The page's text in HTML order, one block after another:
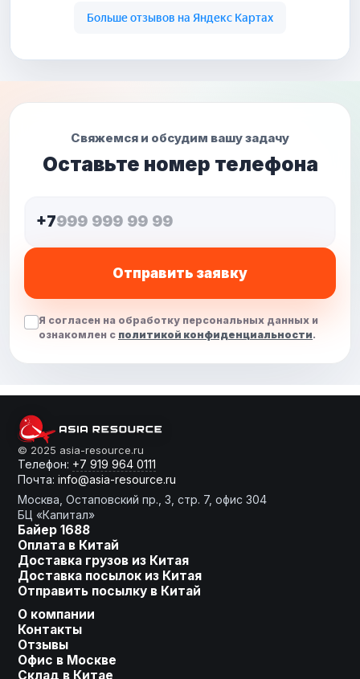
Свяжемся и обсудим вашу задачу
Оставьте номер телефона
+7
Отправить заявку
Я согласен на обработку персональных данных и
ознакомлен с политикой конфиденциальности.
Готовы получить расчет?
От слов к делу
Ваше имя
Оставьте заявку, мы сделаем
для Вас индивидуальное
предложение!
© 2025 asia-resource.ru
Телефон: +7 919 964 0111
Почта: info@asia-resource.ru
Москва, Остаповский пр., 3, стр. 7, офис 304
БЦ «Капитал»
Байер 1688
Оплата в Китай
Доставка грузов из Китая
Доставка посылок из Китая
Отправить посылку в Китай
О компании
Контакты
Отзывы
Офис в Москве
Склад в Китае